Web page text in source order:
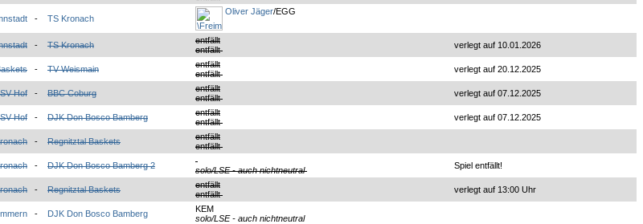
- TS Kronach
Oliver Jäger/EGG
- TS Kronach
entfällt
entfällt
verlegt auf 10.01.2026
- TV Weismain
entfällt
entfällt
verlegt auf 20.12.2025
Hof - BBC Coburg
entfällt
entfällt
verlegt auf 07.12.2025
Hof - DJK Don Bosco Bamberg
entfällt
entfällt
verlegt auf 07.12.2025
- Regnitztal Baskets
entfällt
entfällt
- DJK Don Bosco Bamberg 2 solo/LSE - auch nichtneutral Spiel entfällt!
- Regnitztal Baskets
entfällt
entfällt
verlegt auf 13:00 Uhr
- DJK Don Bosco Bamberg
KEM
solo/LSE - auch nichtneutral